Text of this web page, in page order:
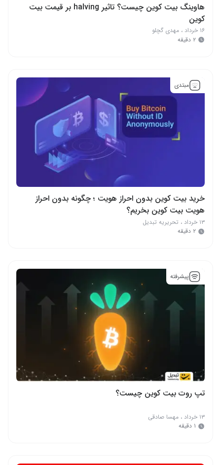
هاوینگ بیت کوین چیست؟ تاثیر halving بر قیمت بیت
کوین
۱۶ خرداد ، مهدی گچلو
۲ دقیقه
مبتدی
خرید بیت کوین بدون احراز هویت ؛ چگونه بدون احراز
هویت بیت کوین بخریم؟
۱۳ خرداد ، تحریریه تبدیل
۲ دقیقه
پیشرفته
تپ روت بیت کوین چیست؟
۱۳ خرداد ، مهسا صادقی
۱ دقیقه